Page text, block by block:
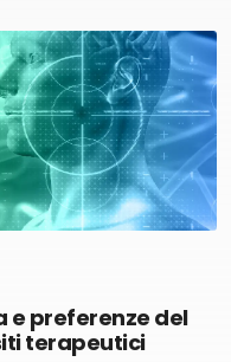
e preferenze del
terapeutici